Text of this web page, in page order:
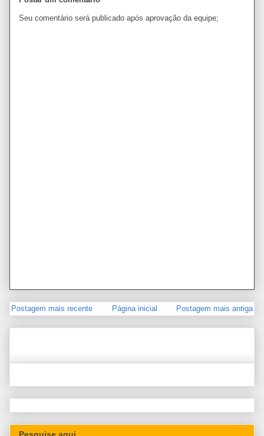
Seu comentário será publicado após aprovação da equipe;
Postagem mais recente Postagem mais antiga
Página inicial